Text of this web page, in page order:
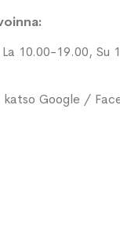
10.00-19.00, Su
katso Google /